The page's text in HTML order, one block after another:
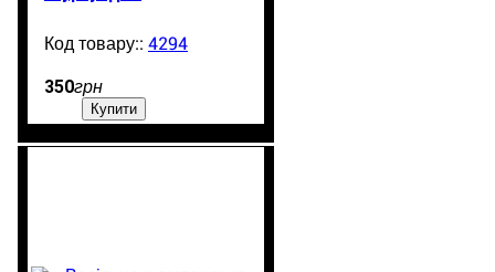
4294
350грн
Купити